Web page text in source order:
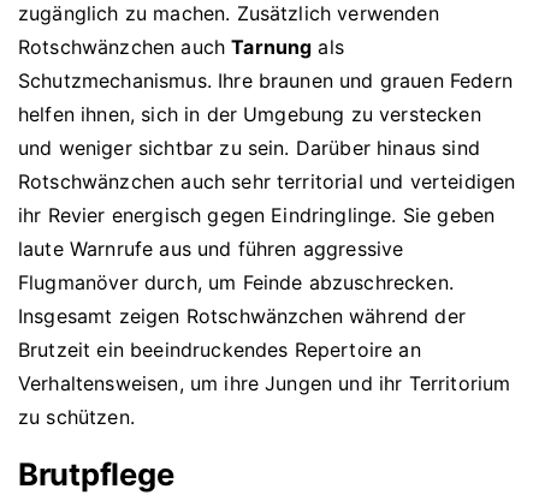
zugänglich zu machen. Zusätzlich verwenden
Rotschwänzchen auchTarnung als
Schutzmechanismus. Ihre braunen und grauen Federn
helfen ihnen, sich in der Umgebung zu verstecken
und weniger sichtbar zu sein. Darüber hinaus sind
Rotschwänzchen auch sehr territorial und verteidigen
ihr Revier energisch gegen Eindringlinge. Sie geben
laute Warnrufe aus und führen aggressive
Flugmanöver durch, um Feinde abzuschrecken.
Insgesamt zeigen Rotschwänzchen während der
Brutzeit ein beeindruckendes Repertoire an
Verhaltensweisen, um ihre Jungen und ihr Territorium
zu schützen.
Brutpflege